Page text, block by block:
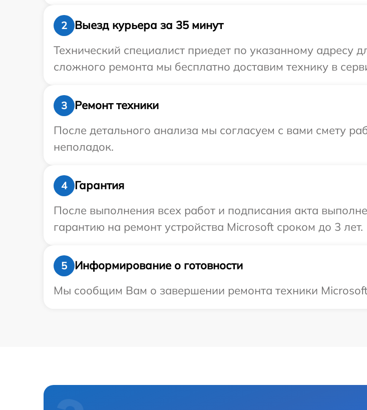
2
Выезд курьера за 35 минут
Технический специалист приедет по указанному адресу
сложного ремонта мы бесплатно доставим технику в
3
Ремонт техники
После детального анализа мы согласуем с вами смету
неполадок.
4
Гарантия
После выполнения всех работ и подписания акта
гарантию на ремонт устройства Microsoft сроком до 3 лет.
5
Информирование о готовности
Мы сообщим Вам о завершении ремонта техники